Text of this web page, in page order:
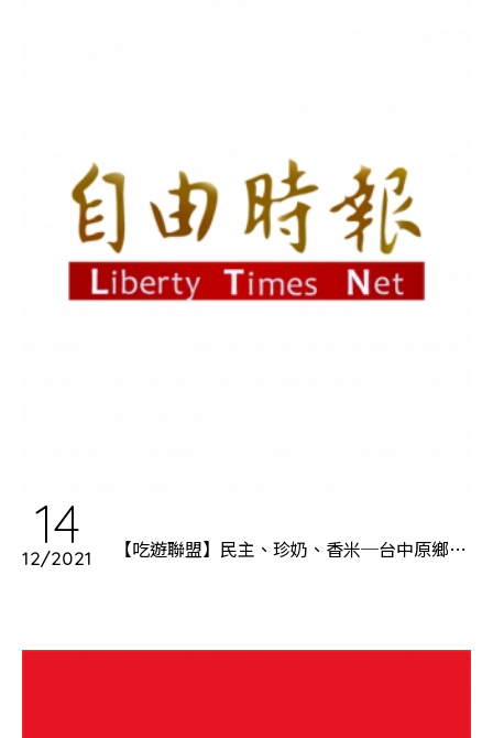
14
12/2021
【吃遊聯盟】民主、珍奶、香米─台中原鄉之